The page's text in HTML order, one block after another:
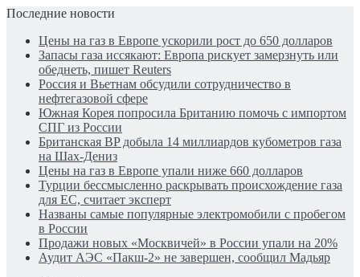
Последние новости
Цены на газ в Европе ускорили рост до 650 долларов
Запасы газа иссякают: Европа рискует замерзнуть или
обеднеть, пишет Reuters
Россия и Вьетнам обсудили сотрудничество в
нефтегазовой сфере
Южная Корея попросила Британию помочь с импортом
СПГ из России
Британская BP добыла 14 миллиардов кубометров газа
на Шах-Дениз
Цены на газ в Европе упали ниже 660 долларов
Турции бессмысленно раскрывать происхождение газа
для ЕС, считает эксперт
Названы самые популярные электромобили с пробегом
в России
Продажи новых «Москвичей» в России упали на 20%
Аудит АЭС «Пакш-2» не завершен, сообщил Мадьяр